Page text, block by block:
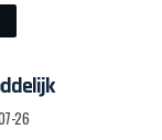
26